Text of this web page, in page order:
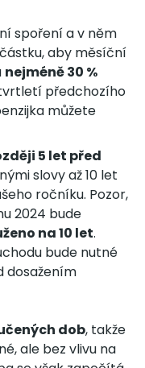
spoření a v něm
aby měsíční
nejméně 30 %
předchozího
můžete
5 let před
slovy až 10 let
ročníku. Pozor,
2024 bude
na 10 let.
bude nutné
dosažením
dob, takže
ale bez vlivu na